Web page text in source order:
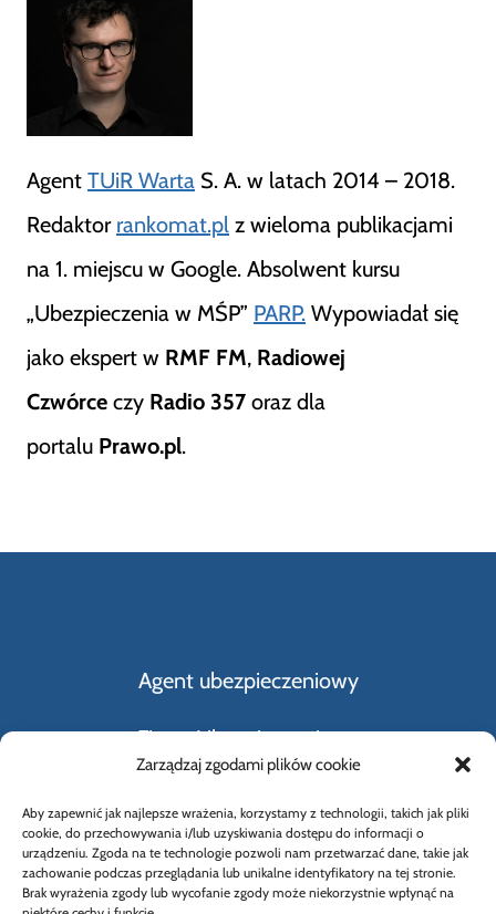
Zarządzaj zgodami plików cookie
Aby zapewnić jak najlepsze wrażenia, korzystamy z technologii, takich jak pliki
cookie, do przechowywania i/lub uzyskiwania dostępu do informacji o
urządzeniu. Zgoda na te technologie pozwoli nam przetwarzać dane, takie jak
zachowanie podczas przeglądania lub unikalne identyfikatory na tej stronie.
Brak wyrażenia zgody lub wycofanie zgody może niekorzystnie wpłynąć na
Agent TUiR Warta S. A. w latach 2014 – 2018.
Redaktor rankomat.pl z wieloma publikacjami
na 1. miejscu w Google. Absolwent kursu
„Ubezpieczenia w MŚP” PARP. Wypowiadał się
jako ekspert w RMF FM, Radiowej
Czwórce czy Radio 357 oraz dla
portalu Prawo.pl.
Agent ubezpieczeniowy
Firmy Ubezpieczeniowe
Rodzaje ubezpieczeń